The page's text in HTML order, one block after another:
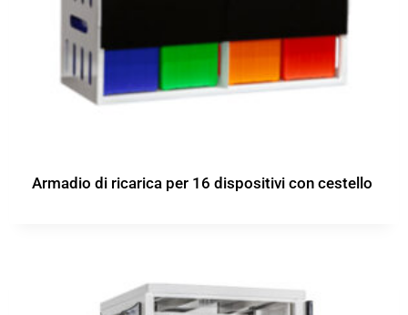
Armadio di ricarica per 16 dispositivi con cestello